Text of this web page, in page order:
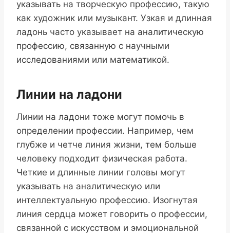
указывать на творческую профессию, такую
как художник или музыкант. Узкая и длинная
ладонь часто указывает на аналитическую
профессию, связанную с научными
исследованиями или математикой.
Линии на ладони
Линии на ладони тоже могут помочь в
определении профессии. Например, чем
глубже и четче линия жизни, тем больше
человеку подходит физическая работа.
Четкие и длинные линии головы могут
указывать на аналитическую или
интеллектуальную профессию. Изогнутая
линия сердца может говорить о профессии,
связанной с искусством и эмоциональной